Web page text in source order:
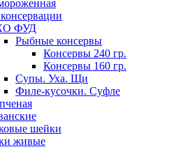
ФУД
Рыбные консервы
Консервы 240 гр.
Консервы 160 гр.
Супы. Уха. Щи
Филе-кусочки. Суфле
шейки
живые